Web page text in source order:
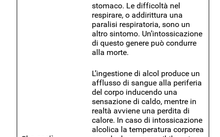
stomaco. Le difficoltà nel
respirare, o addirittura una
paralisi respiratoria, sono un
altro sintomo. Un’intossicazione
di questo genere può condurre
alla morte.
L’ingestione di alcol produce un
afflusso di sangue alla periferia
del corpo inducendo una
sensazione di caldo, mentre in
realtà avviene una perdita di
calore. In caso di intossicazione
alcolica la temperatura corporea